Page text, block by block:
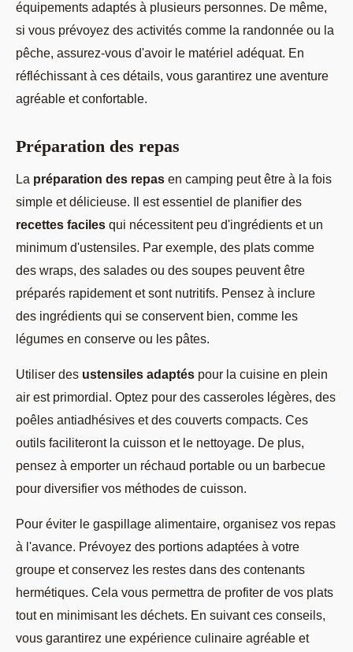
équipements adaptés à plusieurs personnes. De même,
si vous prévoyez des activités comme la randonnée ou la
pêche, assurez-vous d'avoir le matériel adéquat. En
réfléchissant à ces détails, vous garantirez une aventure
agréable et confortable.
Préparation des repas
La préparation des repas en camping peut être à la fois
simple et délicieuse. Il est essentiel de planifier des
recettes faciles qui nécessitent peu d'ingrédients et un
minimum d'ustensiles. Par exemple, des plats comme
des wraps, des salades ou des soupes peuvent être
préparés rapidement et sont nutritifs. Pensez à inclure
des ingrédients qui se conservent bien, comme les
légumes en conserve ou les pâtes.
Utiliser des ustensiles adaptés pour la cuisine en plein
air est primordial. Optez pour des casseroles légères, des
poêles antiadhésives et des couverts compacts. Ces
outils faciliteront la cuisson et le nettoyage. De plus,
pensez à emporter un réchaud portable ou un barbecue
pour diversifier vos méthodes de cuisson.
Pour éviter le gaspillage alimentaire, organisez vos repas
à l'avance. Prévoyez des portions adaptées à votre
groupe et conservez les restes dans des contenants
hermétiques. Cela vous permettra de profiter de vos plats
tout en minimisant les déchets. En suivant ces conseils,
vous garantirez une expérience culinaire agréable et